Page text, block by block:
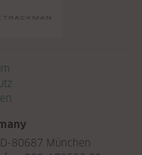
80687 München